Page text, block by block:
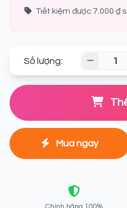
Tiết kiệm được 7.000 ₫
Số lượng:
Mua ngay